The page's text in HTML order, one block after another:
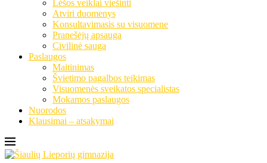
Lėšos veiklai viešinti
Atviri duomenys
Konsultavimasis su visuomene
Pranešėjų apsauga
Civilinė sauga
Paslaugos
Maitinimas
Švietimo pagalbos teikimas
Visuomenės sveikatos specialistas
Mokamos paslaugos
Nuorodos
Klausimai – atsakymai